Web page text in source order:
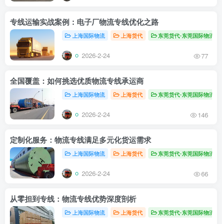
专线运输实战案例：电子厂物流专线优化之路
上海国际物流 上海货代 东莞货代-东莞国际物流
2026-2-24 77
全国覆盖：如何挑选优质物流专线承运商
上海国际物流 上海货代 东莞货代-东莞国际物流
2026-2-24 146
定制化服务：物流专线满足多元化货运需求
上海国际物流 上海货代 东莞货代-东莞国际物流
2026-2-24 66
从零担到专线：物流专线优势深度剖析
上海国际物流 上海货代 东莞货代-东莞国际物流